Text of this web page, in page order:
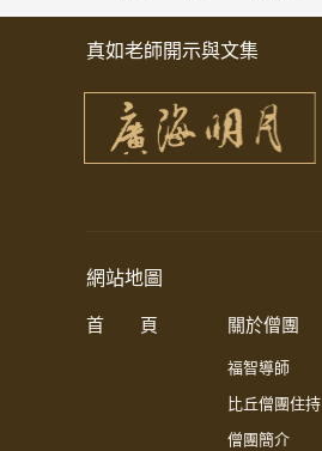
真如老師開示與文集
網站地圖
首 頁 關於僧團
福智導師
比丘僧團住持
僧團簡介